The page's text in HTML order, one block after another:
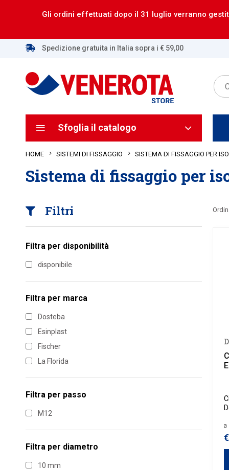
Gli ordini effettuati dopo il 31 luglio verranno
Spedizione gratuita in Italia sopra i € 59,00
Sfoglia il catalogo
HOME SISTEMI DI FISSAGGIO SISTEMA DI FISSAGGIO PER
Sistema di fissaggio per
Filtri
Filtra per disponibilità
disponibile
Filtra per marca
Dosteba
Esinplast
Fischer
La Florida
Filtra per passo
M12
Filtra per diametro
10 mm
a